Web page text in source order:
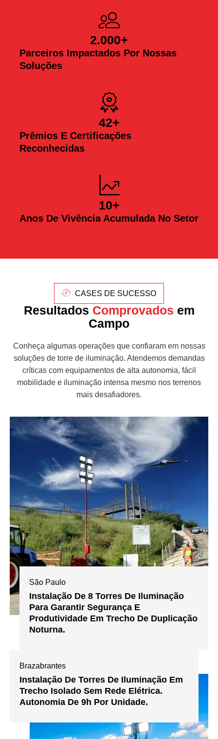
Parceiros Impactados Por Nossas
Soluções
2.000+
Prêmios E Certificações
Reconhecidas
42+
Anos De Vivência Acumulada No Setor
10+
CASES DE SUCESSO
Resultados Comprovados em
Campo
Conheça algumas operações que confiaram em nossas
soluções de torre de iluminação. Atendemos demandas
críticas com equipamentos de alta autonomia, fácil
mobilidade e iluminação intensa mesmo nos terrenos
mais desafiadores.
São Paulo
Instalação De 8 Torres De Iluminação
Para Garantir Segurança E
Produtividade Em Trecho De Duplicação
Noturna.
Brazabrantes
Instalação De Torres De Iluminação Em
Trecho Isolado Sem Rede Elétrica.
Autonomia De 9h Por Unidade.